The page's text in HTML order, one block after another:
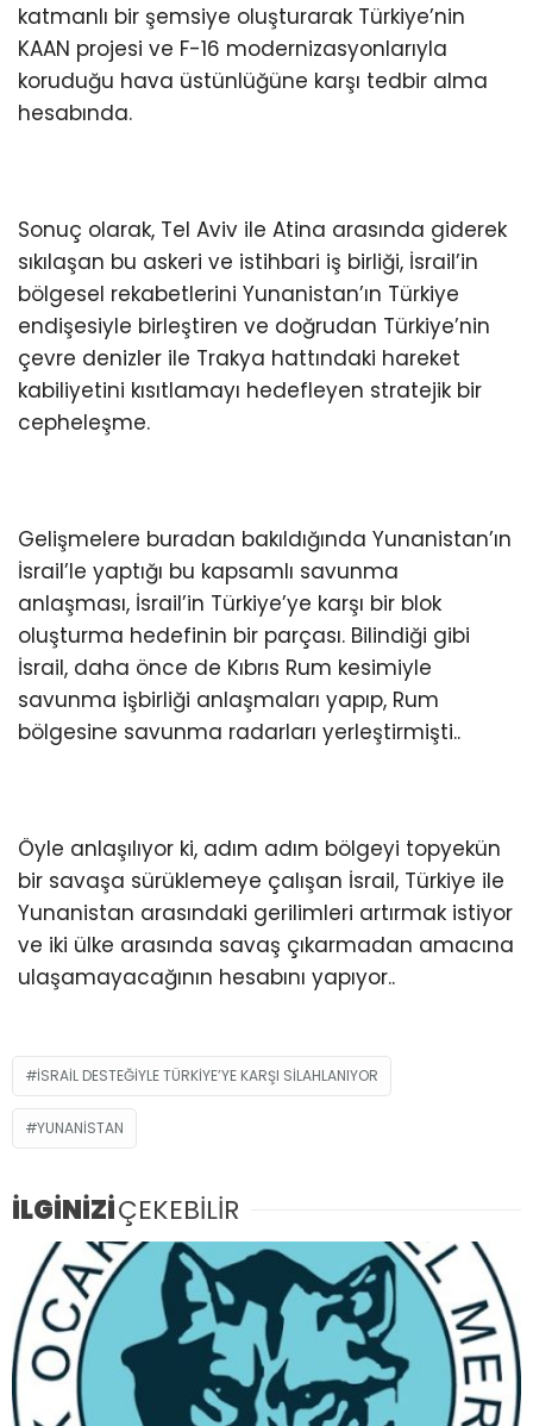
katmanlı bir şemsiye oluşturarak Türkiye’nin
KAAN projesi ve F-16 modernizasyonlarıyla
koruduğu hava üstünlüğüne karşı tedbir alma
hesabında.
Sonuç olarak, Tel Aviv ile Atina arasında giderek
sıkılaşan bu askeri ve istihbari iş birliği, İsrail’in
bölgesel rekabetlerini Yunanistan’ın Türkiye
endişesiyle birleştiren ve doğrudan Türkiye’nin
çevre denizler ile Trakya hattındaki hareket
kabiliyetini kısıtlamayı hedefleyen stratejik bir
cepheleşme.
Gelişmelere buradan bakıldığında Yunanistan’ın
İsrail’le yaptığı bu kapsamlı savunma
anlaşması, İsrail’in Türkiye’ye karşı bir blok
oluşturma hedefinin bir parçası. Bilindiği gibi
İsrail, daha önce de Kıbrıs Rum kesimiyle
savunma işbirliği anlaşmaları yapıp, Rum
bölgesine savunma radarları yerleştirmişti..
Öyle anlaşılıyor ki, adım adım bölgeyi topyekün
bir savaşa sürüklemeye çalışan İsrail, Türkiye ile
Yunanistan arasındaki gerilimleri artırmak istiyor
ve iki ülke arasında savaş çıkarmadan amacına
ulaşamayacağının hesabını yapıyor..
İSRAİL DESTEĞİYLE TÜRKİYE’YE KARŞI SİLAHLANIYOR
YUNANISTAN
İLGİNİZİÇEKEBİLİR